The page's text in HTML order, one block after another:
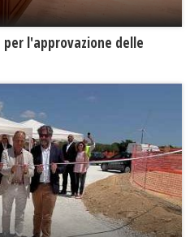
l'approvazione delle